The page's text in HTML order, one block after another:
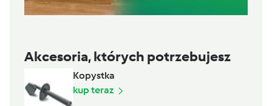
Akcesoria, których potrzebujesz
Kopystka
kup teraz